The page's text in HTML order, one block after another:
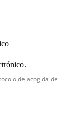
de acogida de